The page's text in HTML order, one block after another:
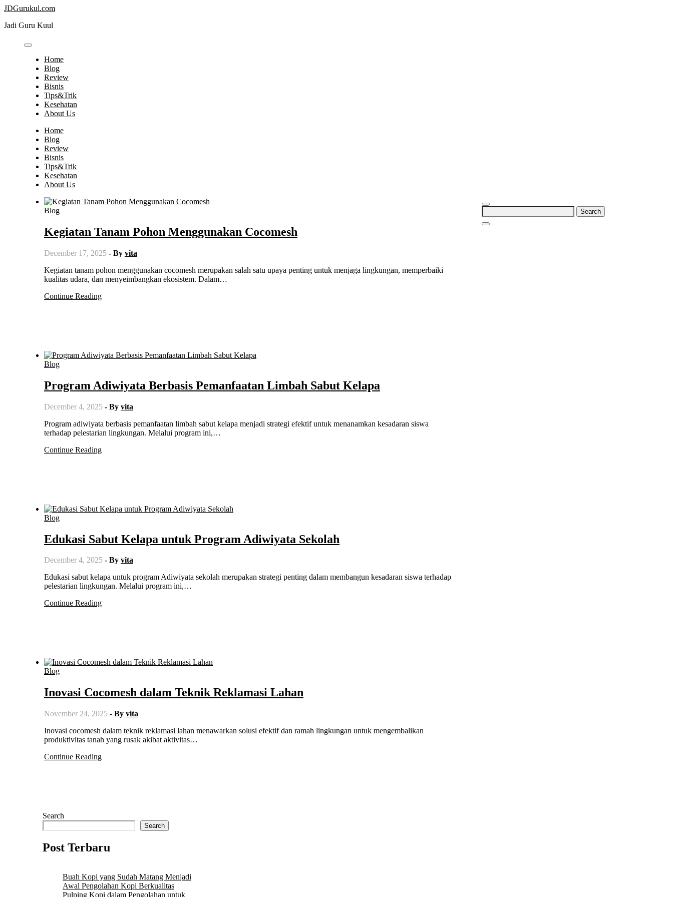
Skip
content
JDGurukul.com
Jadi Guru Kuul
Home
Blog
Review
Bisnis
Tips&Trik
Kesehatan
About Us
Home
Blog
Review
Bisnis
Tips&Trik
Kesehatan
About Us
Search
for:
Blog
Kegiatan Tanam Pohon Menggunakan Cocomesh
December 17, 2025 - By vita
Kegiatan tanam pohon menggunakan cocomesh merupakan salah satu upaya penting untuk menjaga lingkungan, memperbaiki
kualitas udara, dan menyeimbangkan ekosistem. Dalam…
Continue Reading
Blog
Program Adiwiyata Berbasis Pemanfaatan Limbah Sabut Kelapa
December 4, 2025 - By vita
Program adiwiyata berbasis pemanfaatan limbah sabut kelapa menjadi strategi efektif untuk menanamkan kesadaran siswa
terhadap pelestarian lingkungan. Melalui program ini,…
Continue Reading
Blog
Edukasi Sabut Kelapa untuk Program Adiwiyata Sekolah
December 4, 2025 - By vita
Edukasi sabut kelapa untuk program Adiwiyata sekolah merupakan strategi penting dalam membangun kesadaran siswa terhadap
pelestarian lingkungan. Melalui program ini,…
Continue Reading
Blog
Inovasi Cocomesh dalam Teknik Reklamasi Lahan
November 24, 2025 - By vita
Inovasi cocomesh dalam teknik reklamasi lahan menawarkan solusi efektif dan ramah lingkungan untuk mengembalikan
produktivitas tanah yang rusak akibat aktivitas…
Continue Reading
Search
Search
Post Terbaru
Buah Kopi yang Sudah Matang Menjadi
Awal Pengolahan Kopi Berkualitas
Pulping Kopi dalam Pengolahan untuk